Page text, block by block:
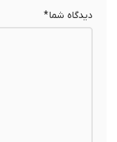
دیدگاه شما*